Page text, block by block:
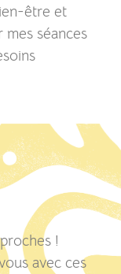
être et
séances
!
avec ces